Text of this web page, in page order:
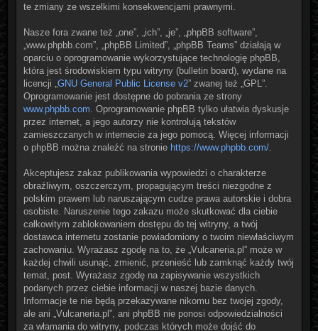
te zmiany ze wszelkimi konsekwencjami prawnymi.
Nasze fora zwane też „one”, „ich”, „je”, „phpBB software”,
„www.phpbb.com”, „phpBB Limited”, „phpBB Teams” działają w
oparciu o oprogramowanie wykorzystujące technologię phpBB,
która jest środowiskiem typu witryny (bulletin board), wydane na
licencji „ GNU General Public License v2” zwanej też „GPL”.
Oprogramowanie jest dostępne do pobrania ze strony
www.phpbb.com . Oprogramowanie phpBB tylko ułatwia dyskusje
przez internet, a jego autorzy nie kontrolują tekstów
zamieszczanych w internecie za jego pomocą. Więcej informacji
o phpBB można znaleźć na stronie https://www.phpbb.com/.
Akceptujesz zakaz publikowania wypowiedzi o charakterze
obraźliwym, oszczerczym, propagującym treści niezgodne z
polskim prawem lub naruszającym cudze prawa autorskie i dobra
osobiste. Naruszenie tego zakazu może skutkować dla ciebie
całkowitym zablokowaniem dostępu do tej witryny, a twój
dostawca internetu zostanie powiadomiony o twoim niewłaściwym
zachowaniu. Wyrażasz zgodę na to, że „Vulcaneria.pl” może w
każdej chwili usunąć, zmienić, przenieść lub zamknąć każdy twój
temat, post. Wyrażasz zgodę na zapisywanie wszystkich
podanych przez ciebie informacji w naszej bazie danych.
Informacje te nie będą przekazywane nikomu bez twojej zgody,
ale ani „Vulcaneria.pl”, ani phpBB nie ponosi odpowiedzialności
za włamania do witryny, podczas których może dojść do